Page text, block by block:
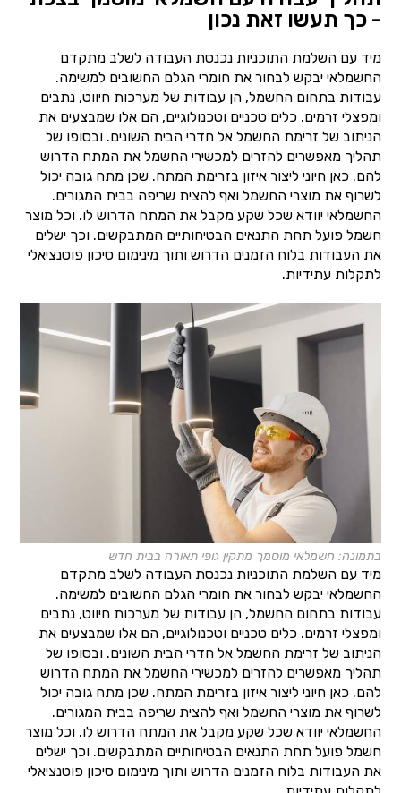
- כך תעשו זאת נכון
מיד עם השלמת התוכניות נכנסת העבודה לשלב מתקדם
החשמלאי יבקש לבחור את חומרי הגלם החשובים למשימה.
עבודות בתחום החשמל, הן עבודות של מערכות חיווט, נתבים
ומפצלי זרמים. כלים טכניים וטכנולוגיים, הם אלו שמבצעים את
הניתוב של זרימת החשמל אל חדרי הבית השונים. ובסופו של
תהליך מאפשרים להזרים למכשירי החשמל את המתח הדרוש
להם. כאן חיוני ליצור איזון בזרימת המתח. שכן מתח גובה יכול
לשרוף את מוצרי החשמל ואף להצית שריפה בבית המגורים.
החשמלאי יוודא שכל שקע מקבל את המתח הדרוש לו. וכל מוצר
חשמל פועל תחת התנאים הבטיחותיים המתבקשים. וכך ישלים
את העבודות בלוח הזמנים הדרוש ותוך מינימום סיכון פוטנציאלי
לתקלות עתידיות.
בתמונה: חשמלאי מוסמך מתקין גופי תאורה בבית חדש
מיד עם השלמת התוכניות נכנסת העבודה לשלב מתקדם
החשמלאי יבקש לבחור את חומרי הגלם החשובים למשימה.
עבודות בתחום החשמל, הן עבודות של מערכות חיווט, נתבים
ומפצלי זרמים. כלים טכניים וטכנולוגיים, הם אלו שמבצעים את
הניתוב של זרימת החשמל אל חדרי הבית השונים. ובסופו של
תהליך מאפשרים להזרים למכשירי החשמל את המתח הדרוש
להם. כאן חיוני ליצור איזון בזרימת המתח. שכן מתח גובה יכול
לשרוף את מוצרי החשמל ואף להצית שריפה בבית המגורים.
החשמלאי יוודא שכל שקע מקבל את המתח הדרוש לו. וכל מוצר
חשמל פועל תחת התנאים הבטיחותיים המתבקשים. וכך ישלים
את העבודות בלוח הזמנים הדרוש ותוך מינימום סיכון פוטנציאלי